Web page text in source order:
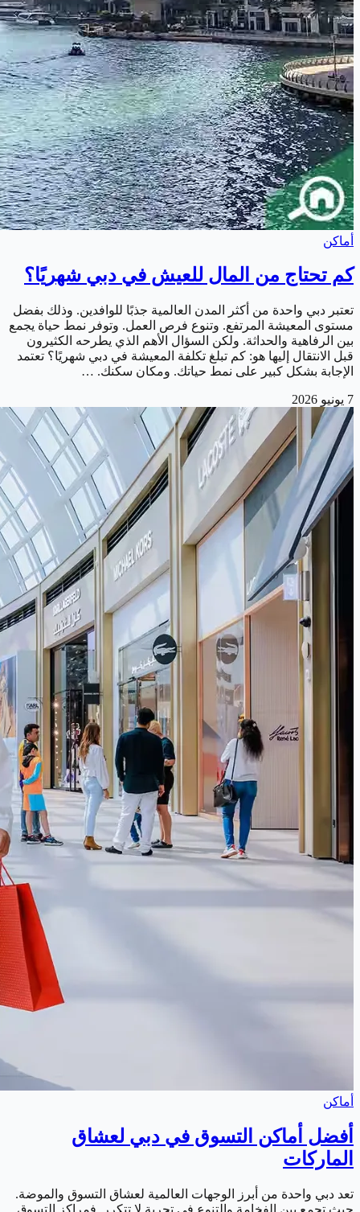
أماكن
كم تحتاج من المال للعيش في دبي شهريًا؟
تعتبر دبي واحدة من أكثر المدن العالمية جذبًا للوافدين. وذلك بفضل
مستوى المعيشة المرتفع. وتنوع فرص العمل. وتوفر نمط حياة يجمع
بين الرفاهية والحداثة. ولكن السؤال الأهم الذي يطرحه الكثيرون
قبل الانتقال إليها هو: كم تبلغ تكلفة المعيشة في دبي شهريًا؟ تعتمد
الإجابة بشكل كبير على نمط حياتك. ومكان سكنك. …
7 يونيو 2026
أماكن
أفضل أماكن التسوق في دبي لعشاق
الماركات
تعد دبي واحدة من أبرز الوجهات العالمية لعشاق التسوق والموضة.